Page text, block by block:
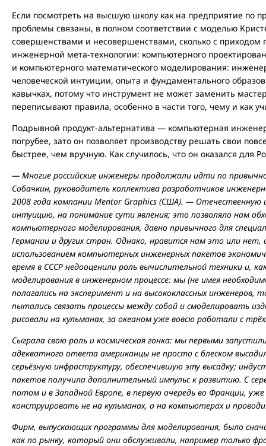
Если посмотреть на высшую школу как на предприятие по
проблемы связаны, в полном соответствии с моделью
совершенствами и несовершенствами, сколько с
инженерной мета-технологии: компьютерного
и компьютерного математического моделирования:
человеческой интуиции, опыта и фундаментального
кавычках, потому что инструмент не может заменить
переписывают правила, особенно в части того, чему и как
Подрывной продукт-альтернатива — компьютерная
погрубее, зато он позволяет производству решать свои
быстрее, чем вручную. Как случилось, что он оказался для
— Многие российские инженеры продолжали идти по
Собачкин, руководитель коллектива разработчиков
2008 года компании Mentor Graphics (США). —
интуицию, на понимание сути явления; это позволяло нам
компьютерного моделирования, давно привычного для
Германии и других стран. Однако, нравится нам это или нет,
использованием компьютерных инженерных пакетов
время в СССР недооценили роль вычислительной техники и,
моделирования в инженерном процессе: мы (не имея
полагались на эксперимент и на высококлассных инженеров,
пытались связать процессы между собой и смоделировать
рисовали на кульманах, за океаном уже вовсю работали с
Сыграла свою роль и космическая гонка: мы первыми
адекватного ответа американцы не просто с блеском
серьёзную инфраструктуру, обеспечившую эту высадку;
пакетов получила дополнительный импульс к развитию. С
потом и в Западной Европе, в первую очередь во Франции,
конструировать не на кульманах, а на компьютерах и
Фирм, выпускающих программы для моделирования, было
как по рынку, который они обслуживали, например только